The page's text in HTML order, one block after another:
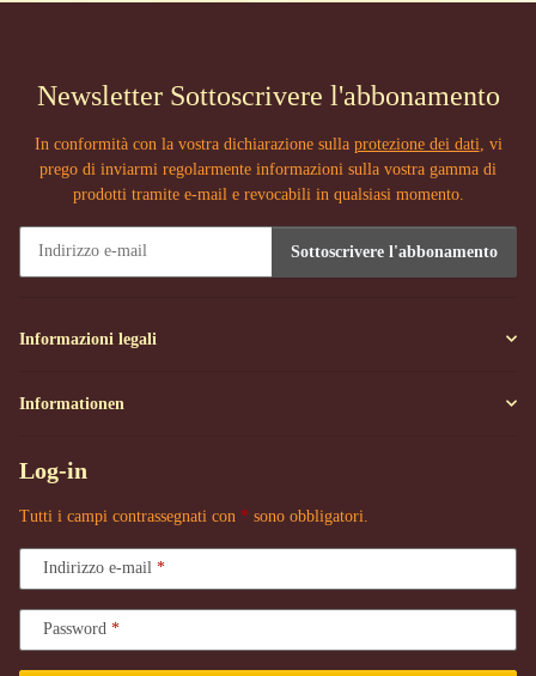
Newsletter Sottoscrivere l'abbonamento
In conformità con la vostra dichiarazione sulla protezione dei dati , vi
prego di inviarmi regolarmente informazioni sulla vostra gamma di
prodotti tramite e-mail e revocabili in qualsiasi momento.
Sottoscrivere l'abbonamento
Informazioni legali
Informationen
Log-in
Tutti i campi contrassegnati con * sono obbligatori.
Indirizzo e-mail
Password